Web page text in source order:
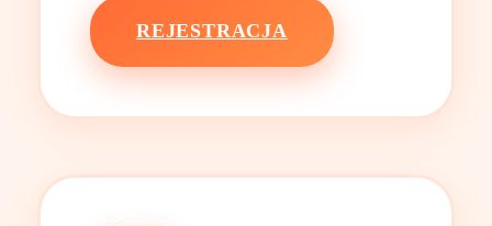
REJESTRACJA